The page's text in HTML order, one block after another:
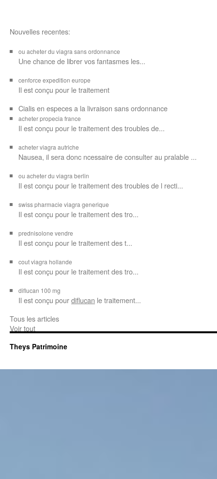
Nouvelles recentes:
ou acheter du viagra sans ordonnance
Une chance de librer vosfantasmes les...
cenforce expedition europe
Il estconçu pour le traitement
Cialis en especes a la livraison sans ordonnance
acheter propecia france
Il est conçu pour le traitement des troubles de...
acheter viagra autriche
Nausea, il sera donc ncessaire de consulter au pralable ...
ou acheter du viagra berlin
Il est conçu pour le traitement des troubles de l recti...
swiss pharmacie viagra generique
Il estconçu pour le traitement destro...
prednisolone vendre
Il est conçu pour le traitement des t...
cout viagra hollande
Il est conçu pour le traitement des tro...
diflucan 100 mg
Il est conçu pourdiflucan le traitement...
Tous les articles
Voir tout
Theys Patrimoine